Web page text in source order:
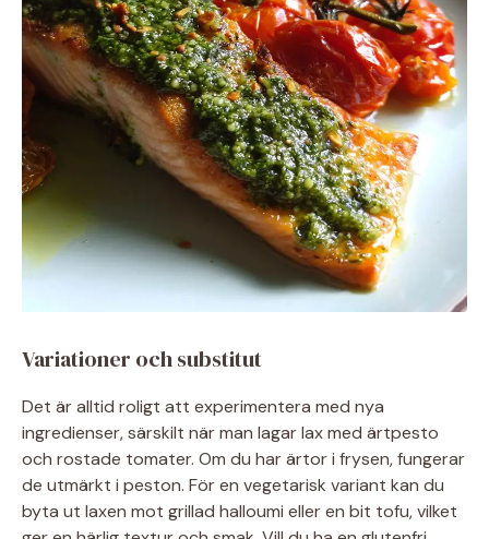
Variationer och substitut
Det är alltid roligt att experimentera med nya
ingredienser, särskilt när man lagar lax med ärtpesto
och rostade tomater. Om du har ärtor i frysen, fungerar
de utmärkt i peston. För en vegetarisk variant kan du
byta ut laxen mot grillad halloumi eller en bit tofu, vilket